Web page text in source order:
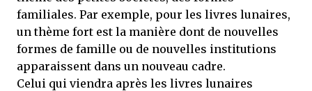
familiales. Par exemple, pour les livres lunaires,
un thème fort est la manière dont de nouvelles
formes de famille ou de nouvelles institutions
apparaissent dans un nouveau cadre.
Celui qui viendra après les livres lunaires